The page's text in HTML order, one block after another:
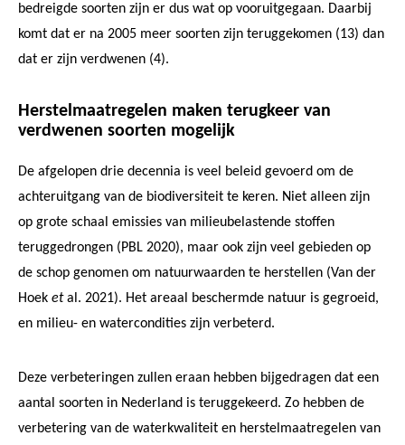
bedreigde soorten zijn er dus wat op vooruitgegaan. Daarbij
komt dat er na 2005 meer soorten zijn teruggekomen (13) dan
dat er zijn verdwenen (4).
Herstelmaatregelen maken terugkeer van
verdwenen soorten mogelijk
De afgelopen drie decennia is veel beleid gevoerd om de
achteruitgang van de biodiversiteit te keren. Niet alleen zijn
op grote schaal emissies van milieubelastende stoffen
teruggedrongen (PBL 2020), maar ook zijn veel gebieden op
de schop genomen om natuurwaarden te herstellen (Van der
Hoek etal. 2021). Het areaal beschermde natuur is gegroeid,
en milieu- en watercondities zijn verbeterd.
Deze verbeteringen zullen eraan hebben bijgedragen dat een
aantal soorten in Nederland is teruggekeerd. Zo hebben de
verbetering van de waterkwaliteit en herstelmaatregelen van